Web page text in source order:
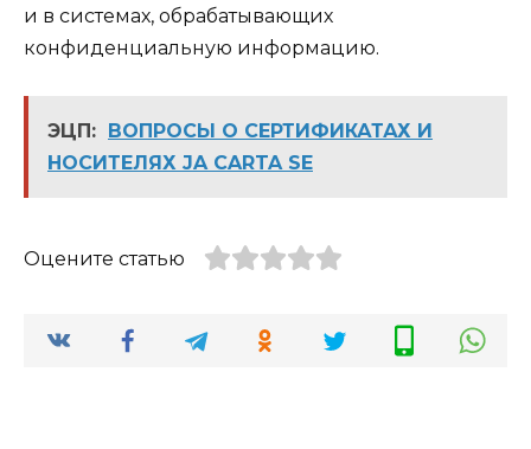
и в системах, обрабатывающих
конфиденциальную информацию.
ЭЦП:
ВОПРОСЫ О СЕРТИФИКАТАХ И
НОСИТЕЛЯХ JA CARTA SE
Оцените статью